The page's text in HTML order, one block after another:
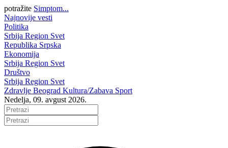
potražite Simptom...
Najnovije vesti
Politika
Srbija Region Svet
Republika Srpska
Ekonomija
Srbija Region Svet
Društvo
Srbija Region Svet
Zdravlje Beograd Kultura/Zabava Sport
Nedelja, 09. avgust 2026.